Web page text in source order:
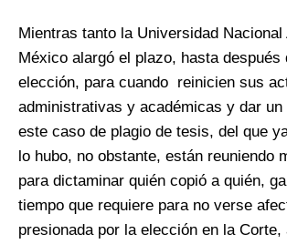
Mientras tanto la Universidad Nacional
México alargó el plazo, hasta después
elección, para cuando reinicien sus
administrativas y académicas y dar un
este caso de plagio de tesis, del que
lo hubo, no obstante, están reuniendo
para dictaminar quién copió a quién,
tiempo que requiere para no verse
presionada por la elección en la